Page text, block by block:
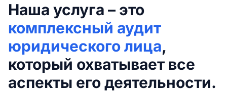
Наша услуга – это
комплексный аудит
юридического лица,
который охватывает все
аспекты его деятельности.